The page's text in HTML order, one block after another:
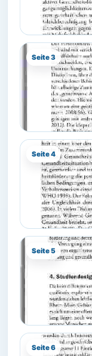
Seite 3
Seite 4
Seite 5
Seite 6